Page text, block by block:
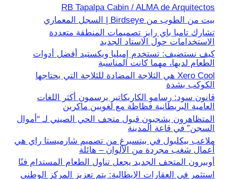
RB Tapalpa Cabin / ALMA de Arquitectos
بيت من الطوب من Birdseye | السجل المعماري
تشارك تامبا باي رايز تصميمات المنطقة متعددة
الاستخدامات حول الاستاد الجديد
كيف نستضيف: تستخدم إميليا ويكستيد أفضل أدوات
الطعام لديها، مهما كانت المناسبة
Xero Cool هي الثلاجة المضادة للثلاجة التي يحتاجها
الكوكب بشدة
قانون سود: رسامو الكاريكاتير يرسمون أكثر اللغات
العامية البريطانية فظاظة مع لغويين ماكرين
المتظاهرون يشجبون قبول متحف الحي الصيني لـ “أموال
السجن” في قاعة المدينة
ملاعب بيكلبول في بيتسبرغ من تصميم شارميستا راي هي
أعمال شغب مجردة من الألوان – هائلة
أوبيرون المتحف الجديد يجعل تناول الطعام المستدام فنًا
استثمر في العقارات الإيطالية: يتم تعزيز المركز الوطني